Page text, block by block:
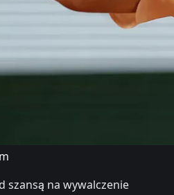
szansą na wywalczenie